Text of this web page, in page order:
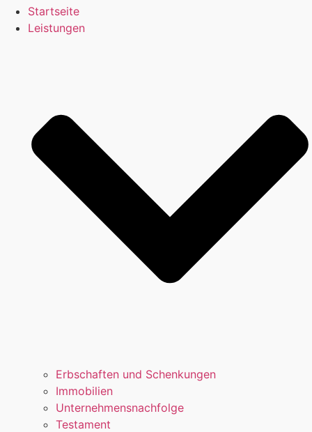
Startseite
Leistungen
Erbschaften und Schenkungen
Immobilien
Unternehmensnachfolge
Testament